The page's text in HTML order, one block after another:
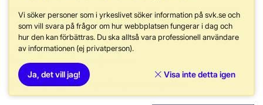
Svenska kraftnät, Box 1200, 172 24 Sundbyberg
Telefon: 010-475 80 00
Dataskyddsombud: Fredrik Lenander
Vi söker personer som i yrkeslivet söker information på svk.se och
som vill svara på frågor om hur webbplatsen fungerar i dag och
hur den kan förbättras. Du ska alltså vara professionell användare
av informationen (ej privatperson).
Ja, det vill jag! Visa inte detta igen